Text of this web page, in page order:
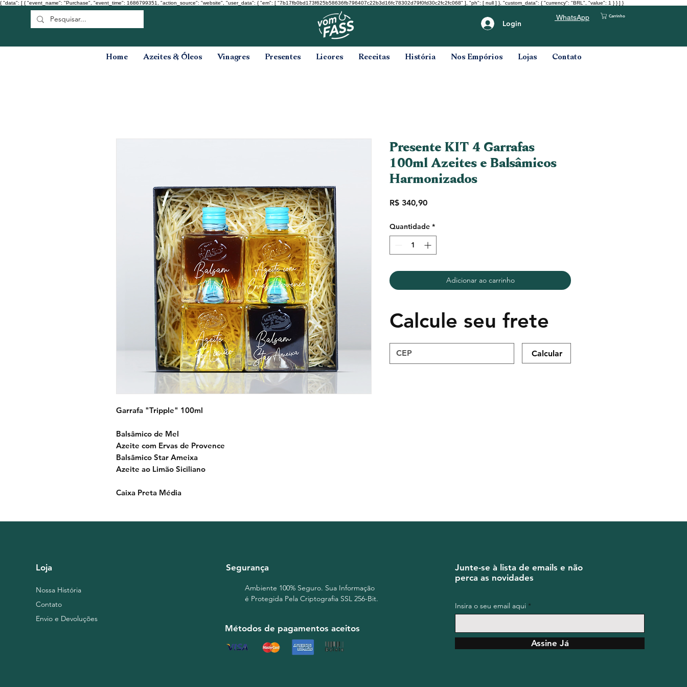
{ "data": [ { "event_name": "Purchase", "event_time": 1686799351, "action_source": "website", "user_data": { "em": [ "7b17fb0bd173f625b58636fb796407c22b3d16fc78302d79f0fd30c2fc2fc068" ], "ph": [ null ] }, "custom_data": { "currency": "BRL", "value": 1 } } ] }
Carrinho
WhatsApp
Login
Home Azeites & Óleos Vinagres Presentes Licores Receitas História Nos Empórios Lojas Contato
Garrafa "Tripple" 100ml
Balsâmico de Mel
Azeite com Ervas de Provence
Balsâmico Star Ameixa
Azeite ao Limão Siciliano
Caixa Preta Média
Presente KIT 4 Garrafas
100ml Azeites e Balsâmicos
Harmonizados
R$ 340,90Preço
Quantidade *
Adicionar ao carrinho
Calcule seu frete
Calcular
Loja
Nossa História
Contato
Envio e Devoluções
Segurança
Ambiente 100% Seguro. Sua Informação
é Protegida Pela Criptografia SSL 256-Bit.
Métodos de pagamentos aceitos
Junte-se à lista de emails e não
perca as novidades
Insira o seu email aqui
Assine Já